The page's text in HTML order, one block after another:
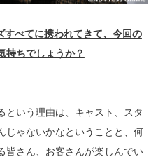
べてに携われてきて、今回の
持ちでしょうか？
という理由は、キャスト、スタ
じゃないかなということと、何
皆さん、お客さんが楽しんでい